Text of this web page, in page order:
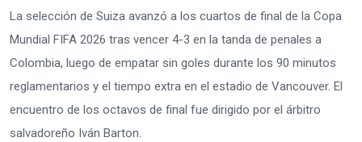
La selección de Suiza avanzó a los cuartos de final de la Copa
Mundial FIFA 2026 tras vencer 4-3 en la tanda de penales a
Colombia, luego de empatar sin goles durante los 90 minutos
reglamentarios y el tiempo extra en el estadio de Vancouver. El
encuentro de los octavos de final fue dirigido por el árbitro
salvadoreño Iván Barton.